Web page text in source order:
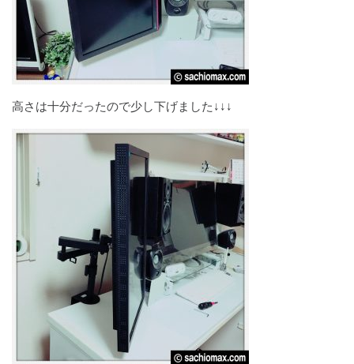
高さは十分だったので少し下げました↓↓↓